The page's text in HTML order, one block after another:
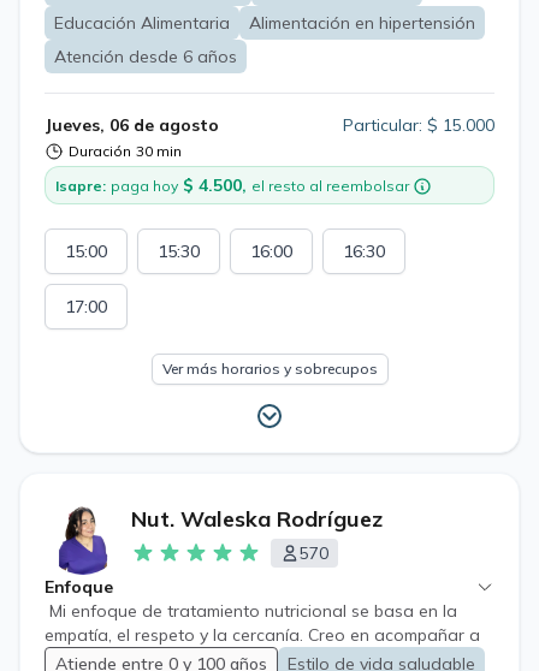
recreativa para mejorar energía y rendimiento. 💙
Prevención y manejo de enfermedades crónicas como
hipertensión, diabetes no insulino requiriente y
dislipidemias. ⚠️ Importante: No realizo atención
nutricional para pacientes bariátricos, TCA, diabetes
insulino requiriente, renales ni oncológicos.
Educación Alimentaria
Alimentación en hipertensión
Atención desde 6 años
Jueves, 06 de agosto
Duración 30 min
Particular: $ 15.000
Isapre: paga hoy $ 4.500, el resto al reembolsar
15:00 15:30 16:00 16:30
17:00
Ver más horarios y sobrecupos
Nut. Waleska Rodríguez
570
Enfoque
Mi enfoque de tratamiento nutricional se basa en la
empatía, el respeto y la cercanía. Creo en acompañar a
cada persona en su proceso de alcanzar sus objetivos
Atiende entre 0 y 100 años Estilo de vida saludable